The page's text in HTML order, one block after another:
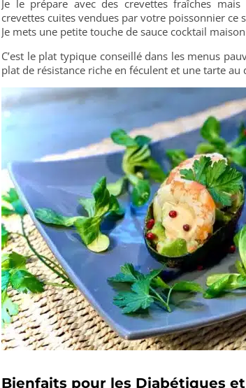
Je le prépare avec des crevettes fraîches
crevettes cuites vendues par votre poissonnier ce
Je mets une petite touche de sauce cocktail
C’est le plat typique conseillé dans les menus
plat de résistance riche en féculent et une tarte au
Bienfaits pour les Diabétiques et